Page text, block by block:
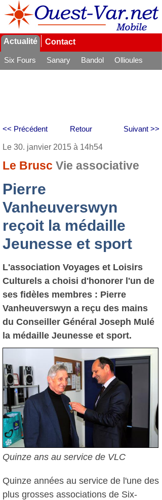
Actualité Contact
Six Fours Sanary Bandol
Ollioules
Retour
<< Précédent Suivant >>
Le 30. janvier 2015 à 14h54
Le Brusc Vie associative
Pierre
Vanheuverswyn
reçoit la médaille
Jeunesse et sport
L'association Voyages et Loisirs
Culturels a choisi d'honorer l'un de
ses fidèles membres : Pierre
Vanheuverswyn a reçu des mains
du Conseiller Général Joseph Mulé
la médaille Jeunesse et sport.
Quinze ans au service de VLC
Quinze années au service de l'une des
plus grosses associations de Six-